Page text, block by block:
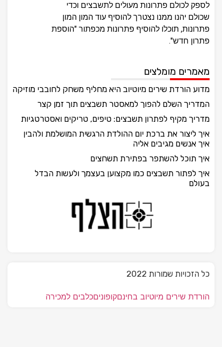
לספק לכולם פתרונות מעולים לתשבצים וכדי
שכולם יהנו ממנו נצטרך להוסיף עוד המון המון
פתרונות, תוכלו להוסיף פתרונות מכפתור "הוספת
פתרון חדש".
מאמרים מומלצים
מדוע הורדת שירים מיוטיוב היא מחליף משחק לחובבי מוזיקה
המדריך השלם להפוך למאסטר תשבצים תוך זמן קצר
מדריך מקיף לפתרון תשבצים: טיפים, טריקים ואסטרטגיות
איך ליצור את ברכת יום ההולדת הרגשית המושלמת ולהבין
איך אנשים מגיבים אליה
איך תוכל להשתפר בפתירת תשחצים
איך לפתור תשבצים כמו מקצוען בעצמך ולעשות הבדל
בעולם
כל הזכויות שמורות 2022
הורדת שירים מיוטיוב בחינםקופוניםכלבים למכירה